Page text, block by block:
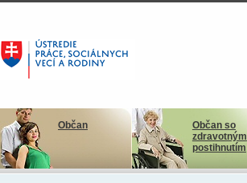
Občan
Občan so
zdravotným
postihnutím